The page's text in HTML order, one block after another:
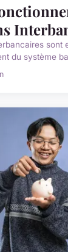
sont
du système